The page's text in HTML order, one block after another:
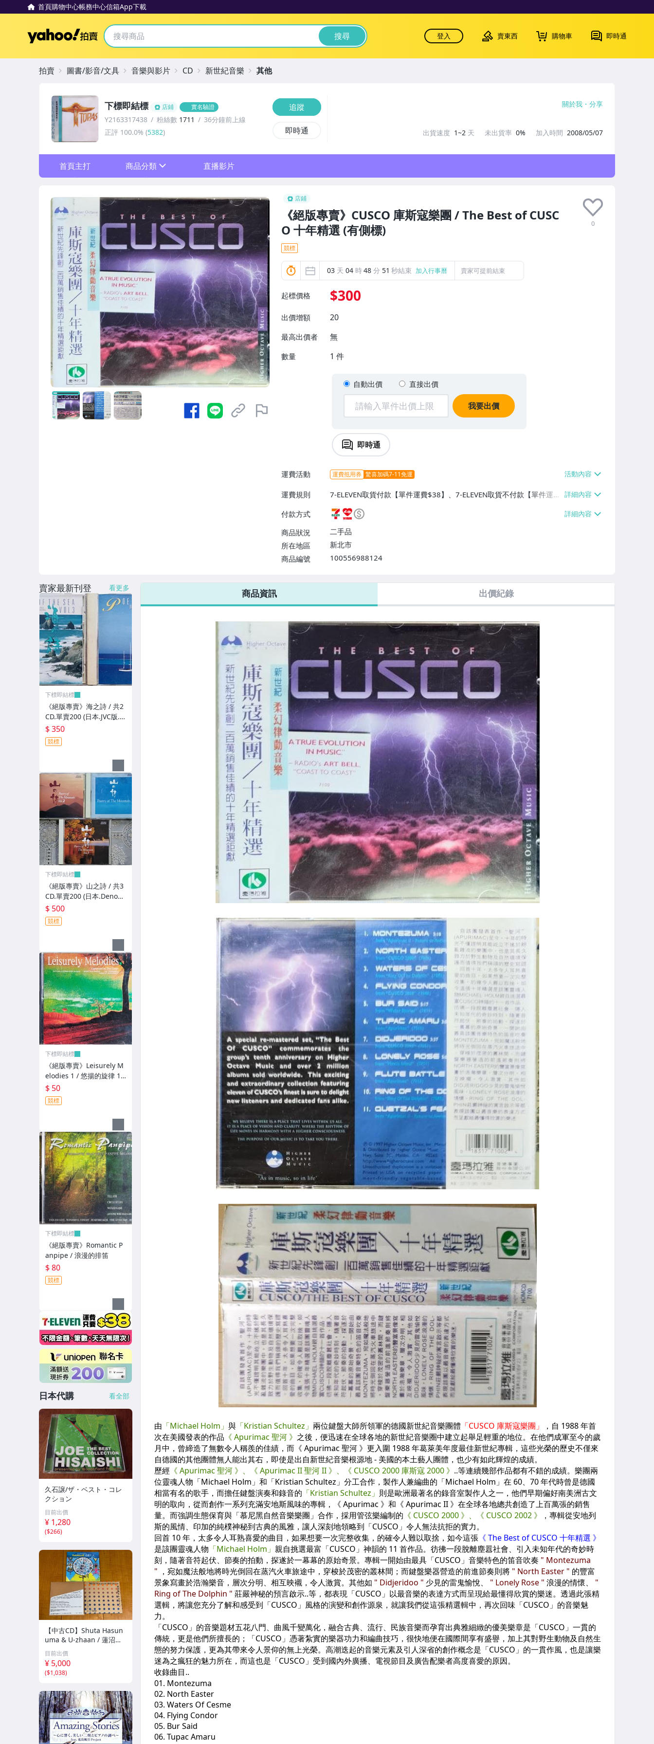
首頁購物中心帳務中心信箱App下載
Yahoo拍賣 搜尋 登入 賣東西 購物車 即時通
店鋪
《絕版專賣》CUSCO 庫斯寇樂團 / The Best of CUSC
O 十年精選 (有側標)
0
競標
03 天 04 時48 分 49 秒結束 加入行事曆 賣家可提前結束
起標價格 $300
出價增額 20
最高出價者 無
數量 1 件
自動出價 直接出價
我要出價
即時通
運費活動 運費抵用券 驚喜加碼7-11免運
運費規則
7-ELEVEN取貨付款【單件運費$38】、7-ELEVEN取貨不付款【單件運費
$38】、萊爾富取貨付款【單件運費$60】
付款方式
商品狀況
二手品
所在地區
新北市
商品編號
100556988124
7-ELEVEN 運費只要38元
下標即結標 店鋪 實名驗證
Y2163317438 粉絲數 1711
36分鐘前上線
正評 100.0% (5382)
追蹤
即時通
關於我 分享
出貨速度 1~2 天 未出貨率 0% 加入時間 2008/05/07
首頁主打 商品分類 直播影片
拍賣 圖書/影音/文具 音樂與影片 CD 新世紀音樂 其他
商品資訊 出價紀錄
賣家最新刊登 看更多
下標即結標
《絕版專賣》海之詩 / 共2
CD.單賣200 (日本.JVC版.
無IFPI)
$ 350
競標
下標即結標
《絕版專賣》山之詩 / 共3
CD.單賣200 (日本.Denon
版.無IFPI)
$ 500
競標
下標即結標
《絕版專賣》Leisurely M
elodies 1 / 悠揚的旋律 1 :
拂曉的輕盈
$ 50
競標
下標即結標
《絕版專賣》Romantic P
anpipe / 浪漫的排笛
$ 80
競標
日本代購 看全部
久石譲/ザ・ベスト・コレ
クション
目前出價
¥ 1,280
($266)
【中古CD】Shuta Hasun
uma & U-zhaan / 蓮沼執
太 & ユザーン アルバム3
枚セット / マンガをはみだ
した男 / Good News / 2 T
one /ツートーン
目前出價
¥ 5,000
($1,038)